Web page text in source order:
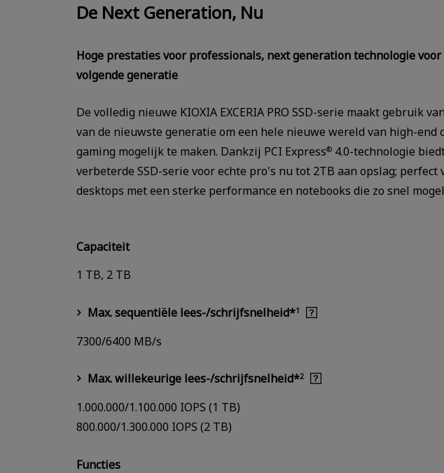
De Next Generation, Nu
Hoge prestaties voor professionals, next generation technologie voor
volgende generatie
De volledig nieuwe KIOXIA EXCERIA PRO SSD-serie maakt gebruik
van de nieuwste generatie om een hele nieuwe wereld van high-end
gaming mogelijk te maken. Dankzij PCI Express® 4.0-technologie
verbeterde SSD-serie voor echte pro's nu tot 2TB aan opslag; perfect
desktops met een sterke performance en notebooks die zo snel
Capaciteit
1 TB, 2 TB
Max. sequentiële lees-/schrijfsnelheid*1
7300/6400 MB/s
Max. willekeurige lees-/schrijfsnelheid*2
1.000.000/1.100.000 IOPS (1 TB)
800.000/1.300.000 IOPS (2 TB)
Functies